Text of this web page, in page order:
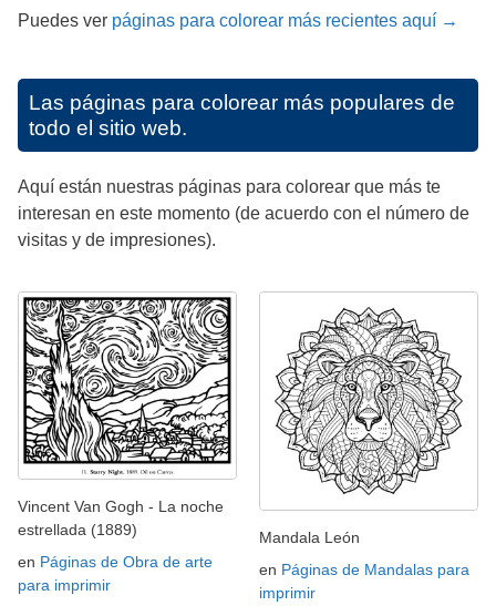
Puedes ver páginas para colorear más recientes aquí →
Las páginas para colorear más populares de
todo el sitio web.
Aquí están nuestras páginas para colorear que más te
interesan en este momento (de acuerdo con el número de
visitas y de impresiones).
Vincent Van Gogh - La noche
estrellada (1889)
en Páginas de Obra de arte
para imprimir
Mandala León
en Páginas de Mandalas para
imprimir